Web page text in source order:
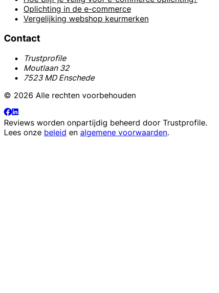
Oplichting in de e-commerce
Vergelijking webshop keurmerken
Contact
Trustprofile
Moutlaan 32
7523 MD Enschede
© 2026 Alle rechten voorbehouden
Reviews worden onpartijdig beheerd door Trustprofile.
Lees onze beleid en algemene voorwaarden.